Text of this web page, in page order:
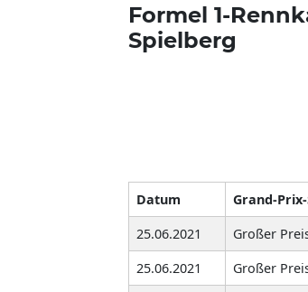
Formel 1-
Spielberg
Datum Grand-
25.06.2021
Großer
25.06.2021
Großer